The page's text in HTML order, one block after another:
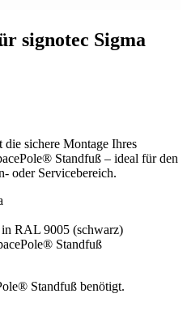
signotec Sigma
sichere Montage Ihres
Standfuß – ideal für den
oder Servicebereich.
RAL 9005 (schwarz)
Standfuß
Standfuß benötigt.